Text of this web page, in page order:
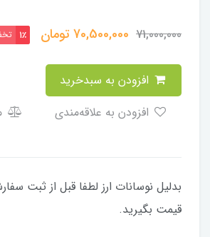
71,000,000
70,500,000تومان 1٪
​​​​​​​​بدلیل نوسانات ارز لطفا قبل از ثبت
قیمت